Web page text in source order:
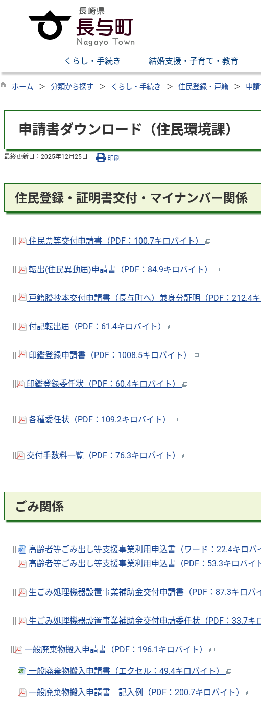
くらし・手続き 結婚支援・子育て・教育
ホーム 分類から探す くらし・手続き 住民登録・戸籍 申
申請書ダウンロード（住民環境課）
最終更新日： 2025年12月25日 印刷
住民登録・証明書交付・マイナンバー関係
|| 住民票等交付申請書（PDF：100.7キロバイト）
|| 転出(住民異動届)申請書（PDF：84.9キロバイト）
|| 戸籍謄抄本交付申請書（長与町へ）兼身分証明（PDF：212.4キ
|| 付記転出届（PDF：61.4キロバイト）
|| 印鑑登録申請書（PDF：1008.5キロバイト）
|| 印鑑登録委任状（PDF：60.4キロバイト）
|| 各種委任状（PDF：109.2キロバイト）
|| 交付手数料一覧（PDF：76.3キロバイト）
ごみ関係
||
高齢者等ごみ出し等支援事業利用申込書（ワード：22.4キロバ
高齢者等ごみ出し等支援事業利用申込書（PDF：53.3キロバイ
|| 生ごみ処理機器設置事業補助金交付申請書（PDF：87.3キロバ
|| 生ごみ処理機器設置事業補助金交付申請委任状（PDF：33.7キ
|| 一般廃棄物搬入申請書（PDF：196.1キロバイト）
一般廃棄物搬入申請書（エクセル：49.4キロバイト）
一般廃棄物搬入申請書 記入例（PDF：200.7キロバイト）